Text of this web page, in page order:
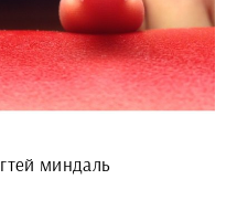
миндаль